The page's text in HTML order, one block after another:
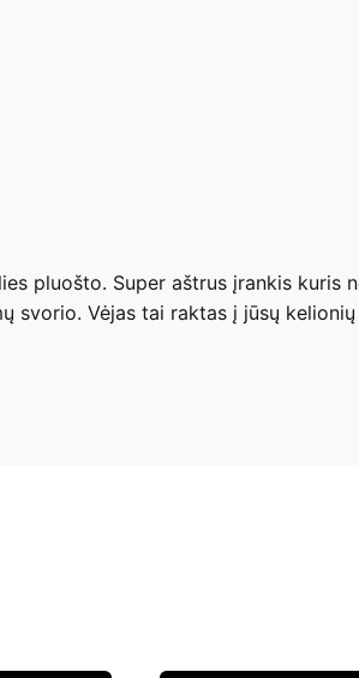
pluošto. Super aštrus įrankis kuris
svorio. Vėjas tai raktas į jūsų kelionių